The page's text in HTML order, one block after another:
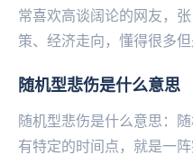
常喜欢高谈阔论的网友，
策、经济走向，懂得很多
随机型悲伤是什么意思
随机型悲伤是什么意思：
有特定的时间点，就是一